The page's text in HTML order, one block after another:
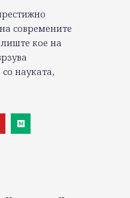
современите
кое на
науката,